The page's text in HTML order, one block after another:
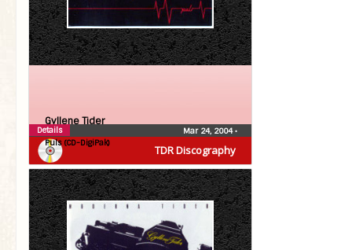
TDR Discography
Gyllene Tider
Puls (CD-DigiPak)
Mar 24, 2004•
Details